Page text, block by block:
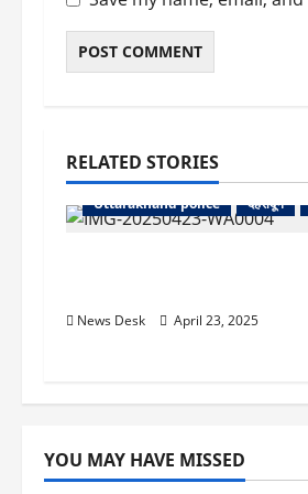
RELATED STORIES
News
Uttarakhand
Uttarakhand police
देहरादून
News Desk April 23, 2025
YOU MAY HAVE MISSED